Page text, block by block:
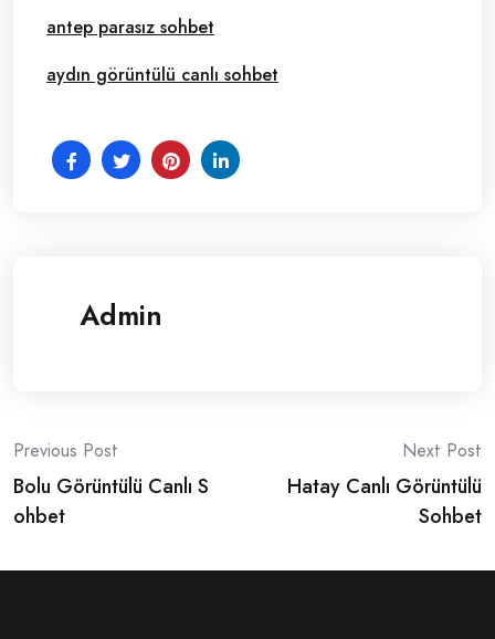
antep parasız sohbet
aydın görüntülü canlı sohbet
Admin
Post
navigation
Previous Post
Bolu Görüntülü Canlı S
ohbet
Next Post
Hatay Canlı Görüntülü
Sohbet